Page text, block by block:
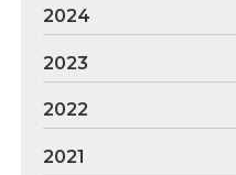
2024
2023
2022
2021